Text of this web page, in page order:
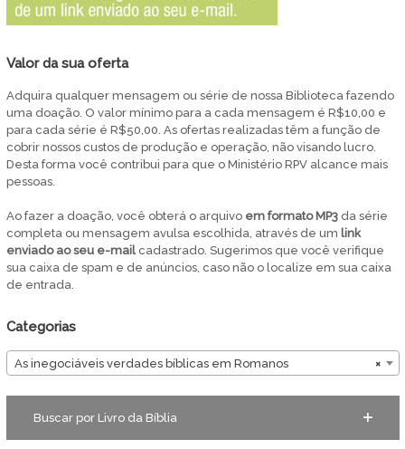
Valor da sua oferta
Adquira qualquer mensagem ou série de nossa Biblioteca fazendo
uma doação. O valor mínimo para a cada mensagem é R$10,00 e
para cada série é R$50,00. As ofertas realizadas têm a função de
cobrir nossos custos de produção e operação, não visando lucro.
Desta forma você contribui para que o Ministério RPV alcance mais
pessoas.
Ao fazer a doação, você obterá o arquivo em formato MP3da série
completa ou mensagem avulsa escolhida, através de um link
enviado ao seu e-mailcadastrado. Sugerimos que você verifique
sua caixa de spam e de anúncios, caso não o localize em sua caixa
de entrada.
Categorias
×
As inegociáveis verdades bíblicas em Romanos
Buscar por Livro da Bíblia